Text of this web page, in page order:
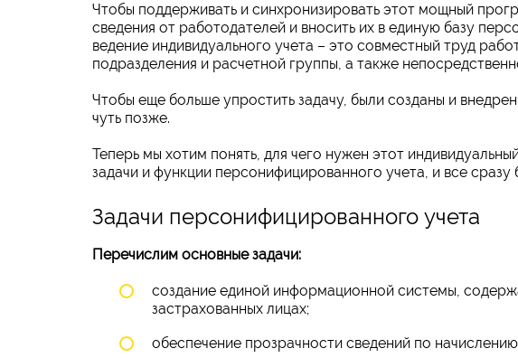
Чтобы поддерживать и синхронизировать этот мощный
сведения от работодателей и вносить их в единую базу
ведение индивидуального учета – это совместный труд
подразделения и расчетной группы, а также
Чтобы еще больше упростить задачу, были созданы и
чуть позже.
Теперь мы хотим понять, для чего нужен этот
задачи и функции персонифицированного учета, и все сразу
Задачи персонифицированного учета
Перечислим основные задачи:
создание единой информационной системы,
застрахованных лицах;
обеспечение прозрачности сведений по